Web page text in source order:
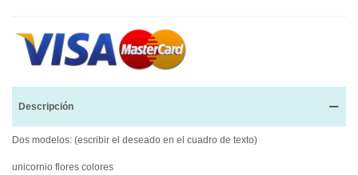
Descripción
Dos modelos: (escribir el deseado en el cuadro de texto)
unicornio flores colores